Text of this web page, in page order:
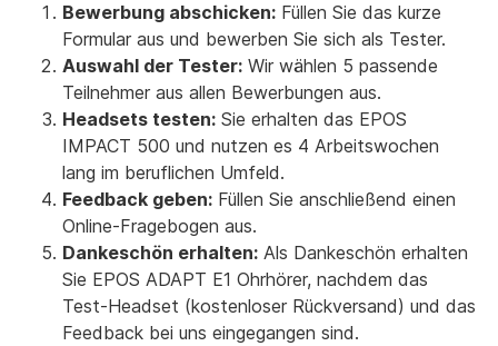
Bewerbung abschicken: Füllen Sie das kurze
Formular aus und bewerben Sie sich als Tester.
Auswahl der Tester: Wir wählen 5 passende
Teilnehmer aus allen Bewerbungen aus.
Headsets testen: Sie erhalten das EPOS
IMPACT 500 und nutzen es 4 Arbeitswochen
lang im beruflichen Umfeld.
Feedback geben: Füllen Sie anschließend einen
Online-Fragebogen aus.
Dankeschön erhalten: Als Dankeschön erhalten
Sie EPOS ADAPT E1 Ohrhörer, nachdem das
Test-Headset (kostenloser Rückversand) und das
Feedback bei uns eingegangen sind.